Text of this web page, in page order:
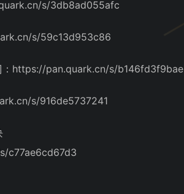
s/3db8ad055afc
s/59c13d953c86
：https://pan.quark.cn/s/b146fd3f9bae
s/916de5737241
c77ae6cd67d3